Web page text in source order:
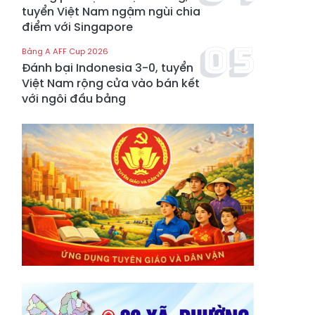
tuyển Việt Nam ngậm ngùi chia
điểm với Singapore
Bảng A AFF Cup 2026
Đánh bại Indonesia 3-0, tuyển
Việt Nam rộng cửa vào bán kết
với ngôi đầu bảng